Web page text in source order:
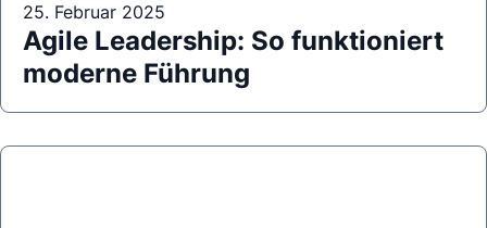
25. Februar 2025
Agile Leadership: So funktioniert
moderne Führung